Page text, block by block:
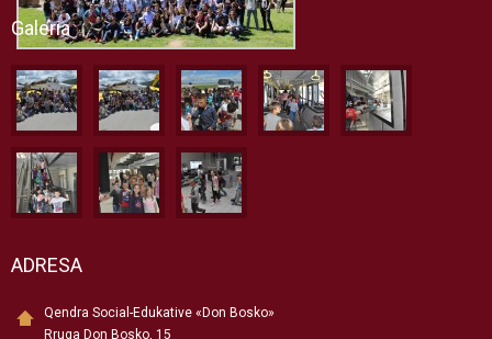
Galeria
ADRESA
Qendra Social-Edukative «Don Bosko»
Rruga Don Bosko, 15